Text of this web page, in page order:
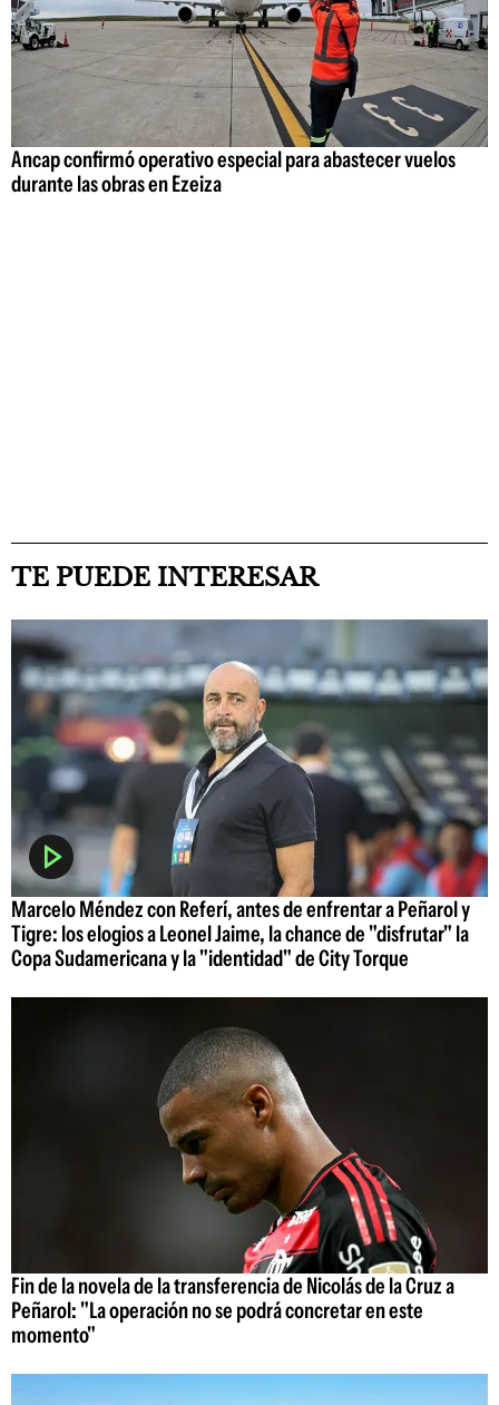
Ancap confirmó operativo especial para abastecer vuelos
durante las obras en Ezeiza
TE PUEDE INTERESAR
Marcelo Méndez con Referí, antes de enfrentar a Peñarol y
Tigre: los elogios a Leonel Jaime, la chance de "disfrutar" la
Copa Sudamericana y la "identidad" de City Torque
Fin de la novela de la transferencia de Nicolás de la Cruz a
Peñarol: "La operación no se podrá concretar en este
momento"